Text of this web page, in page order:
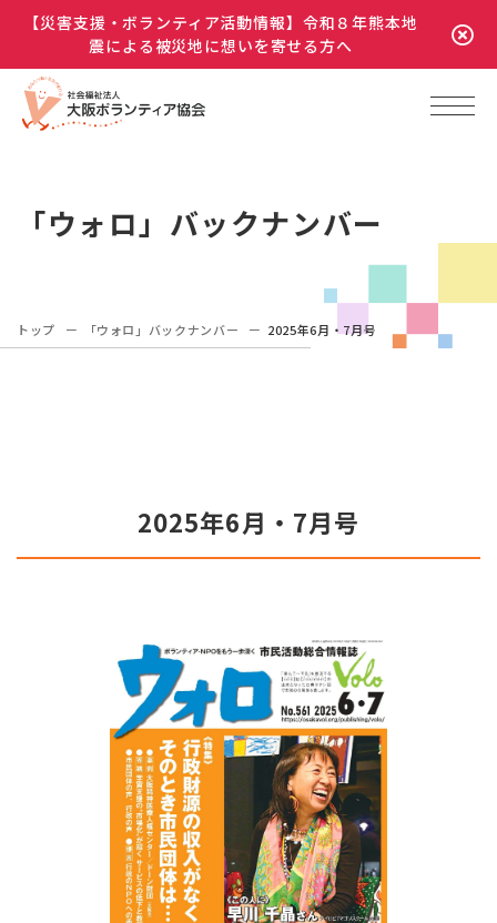
【災害支援・ボランティア活動情報】令和８年熊本地
震による被災地に想いを寄せる方へ
「ウォロ」バックナンバー
トップ 「ウォロ」バックナンバー 2025年6月・7月号
2025年6月・7月号